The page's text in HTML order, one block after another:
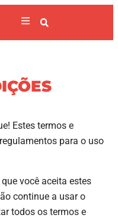
Estes termos e
para o uso
você aceita estes
continue a usar o
todos os termos e